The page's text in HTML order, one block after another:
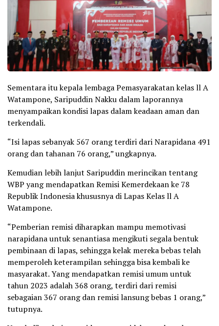
Sementara itu kepala lembaga Pemasyarakatan kelas ll A
Watampone, Saripuddin Nakku dalam laporannya
menyampaikan kondisi lapas dalam keadaan aman dan
terkendali.
“Isi lapas sebanyak 567 orang terdiri dari Narapidana 491
orang dan tahanan 76 orang,” ungkapnya.
Kemudian lebih lanjut Saripuddin merincikan tentang
WBP yang mendapatkan Remisi Kemerdekaan ke 78
Republik Indonesia khususnya di Lapas Kelas ll A
Watampone.
“Pemberian remisi diharapkan mampu memotivasi
narapidana untuk senantiasa mengikuti segala bentuk
pembinaan di lapas, sehingga kelak mereka bebas telah
memperoleh keterampilan sehingga bisa kembali ke
masyarakat. Yang mendapatkan remisi umum untuk
tahun 2023 adalah 368 orang, terdiri dari remisi
sebagaian 367 orang dan remisi lansung bebas 1 orang,”
tutupnya.